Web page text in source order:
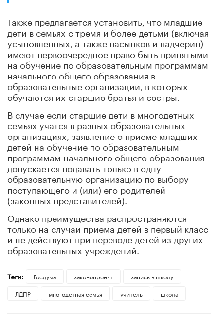
Также предлагается установить, что младшие
дети в семьях с тремя и более детьми (включая
усыновленных, а также пасынков и падчериц)
имеют первоочередное право быть принятыми
на обучение по образовательным программам
начального общего образования в
образовательные организации, в которых
обучаются их старшие братья и сестры.
В случае если старшие дети в многодетных
семьях учатся в разных образовательных
организациях, заявление о приеме младших
детей на обучение по образовательным
программам начального общего образования
допускается подавать только в одну
образовательную организацию по выбору
поступающего и (или) его родителей
(законных представителей).
Однако преимущества распространяются
только на случаи приема детей в первый класс
и не действуют при переводе детей из других
образовательных учреждений.
Теги: Госдума законопроект
запись в школу
ЛДПР
многодетная семья учитель школа